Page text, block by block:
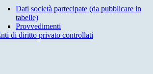
Dati società partecipate (da pubblicare in
tabelle)
Provvedimenti
di diritto privato controllati